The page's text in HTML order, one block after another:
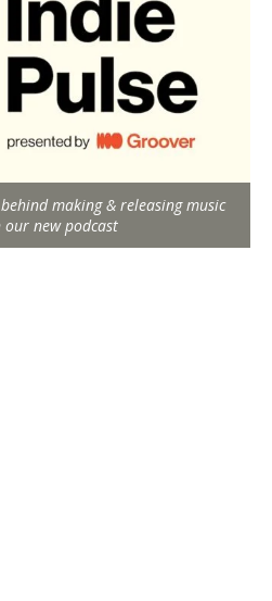
making & releasing music
our new podcast